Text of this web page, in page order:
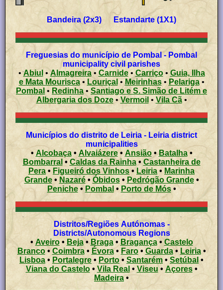
Bandeira (2x3) Estandarte (1X1)
Freguesias do município de Pombal - Pombal
municipality civil parishes
•Abiul •Almagreira• Carnide• Carriço • Guia, Ilha
e Mata Mourisca• Louriçal •Meirinhas• Pelariga •
Pombal • Redinha• Santiago e S. Simão de Litém e
Albergaria dos Doze•Vermoil • Vila Cã•
Municípios do distrito de Leiria - Leiria district
municipalities
• Alcobaça• Alvaiázere• Ansião•Batalha•
Bombarral • Caldas da Rainha• Castanheira de
Pera • Figueiró dos Vinhos • Leiria • Marinha
Grande• Nazaré• Óbidos• Pedrógão Grande•
Peniche• Pombal • Porto de Mós•
Distritos/Regiões Autónomas -
Districts/Autonomous Regions
• Aveiro• Beja• Braga• Bragança• Castelo
Branco•Coimbra• Évora• Faro• Guarda• Leiria•
Lisboa • Portalegre • Porto • Santarém • Setúbal•
Viana do Castelo• Vila Real •Viseu • Açores •
Madeira •